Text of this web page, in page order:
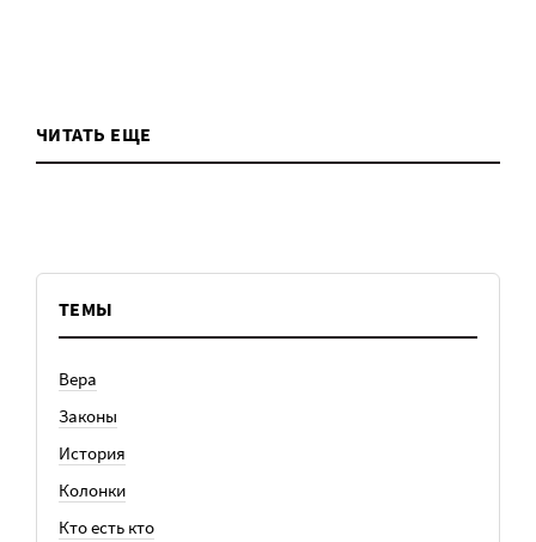
ЧИТАТЬ ЕЩЕ
ТЕМЫ
Вера
Законы
История
Колонки
Кто есть кто